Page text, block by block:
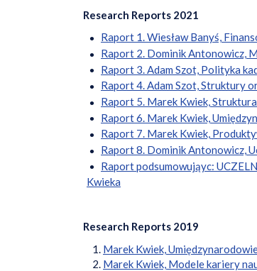
Research Reports 2021
Raport 1. Wiesław Banyś,
Raport 2. Dominik Antonowicz,
Raport 3. Adam Szot, Polityka
Raport 4. Adam Szot, Struktury
Raport 5. Marek Kwiek,
Raport 6. Marek Kwiek,
Raport 7. Marek Kwiek,
Raport 8. Dominik Antonowicz,
Raport podsumowująyc:
Kwieka
Research Reports 2019
Marek Kwiek,
Marek Kwiek, Modele kariery